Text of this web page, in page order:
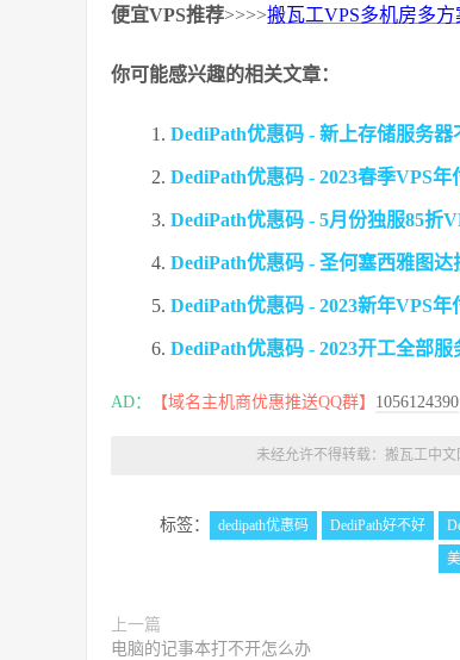
便宜VPS推荐>>>>搬瓦工VPS多机房多
你可能感兴趣的相关文章：
DediPath优惠码 - 新上存储服务
DediPath优惠码 - 2023春季VPS
DediPath优惠码 - 5月份独服85折
DediPath优惠码 - 圣何塞西雅图
DediPath优惠码 - 2023新年VPS
DediPath优惠码 - 2023开工全部
AD： 【域名主机商优惠推送QQ群】 1056124390
未经允许不得转载： 搬瓦工中文
标签： dedipath优惠码 DediPath好不好
上一篇
电脑的记事本打不开怎么办